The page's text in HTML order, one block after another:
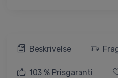
Beskrivelse
103 % Prisgaranti